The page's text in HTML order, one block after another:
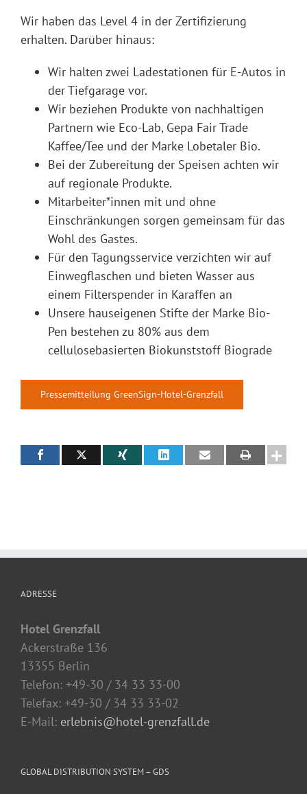
Wir haben das Level 4 in der Zertifizierung
erhalten. Darüber hinaus:
Wir halten zwei Ladestationen für E-Autos in
der Tiefgarage vor.
Wir beziehen Produkte von nachhaltigen
Partnern wie Eco-Lab, Gepa Fair Trade
Kaffee/Tee und der Marke Lobetaler Bio.
Bei der Zubereitung der Speisen achten wir
auf regionale Produkte.
Mitarbeiter*innen mit und ohne
Einschränkungen sorgen gemeinsam für das
Wohl des Gastes.
Für den Tagungsservice verzichten wir auf
Einwegflaschen und bieten Wasser aus
einem Filterspender in Karaffen an
Unsere hauseigenen Stifte der Marke Bio-
Pen bestehen zu 80% aus dem
cellulosebasierten Biokunststoff Biograde
Pressemitteilung GreenSign-Hotel-Grenzfall
ADRESSE
Hotel Grenzfall
Ackerstraße 136
13355 Berlin
Telefon: +49-30 / 34 33 33-00
Telefax: +49-30 / 34 33 33-02
E-Mail: erlebnis@hotel-grenzfall.de
GLOBAL DISTRIBUTION SYSTEM – GDS